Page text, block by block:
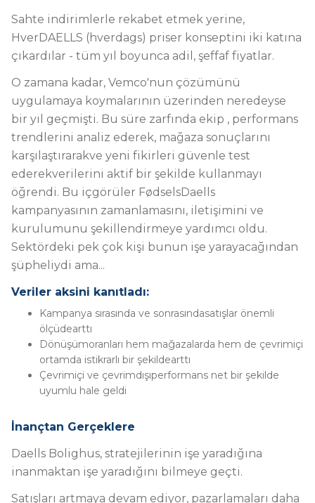
Sahte indirimlerle rekabet etmek yerine,
HverDAELLS (hverdags) priser konseptini iki katına
çıkardılar - tüm yıl boyunca adil, şeffaf fiyatlar.
O zamana kadar, Vemco'nun çözümünü
uygulamaya koymalarının üzerinden neredeyse
bir yıl geçmişti. Bu süre zarfında ekip , performans
trendlerini analiz ederek, mağaza sonuçlarını
karşılaştırarakve yeni fikirleri güvenle test
ederekverilerini aktif bir şekilde kullanmayı
öğrendi. Bu içgörüler FødselsDaells
kampanyasının zamanlamasını, iletişimini ve
kurulumunu şekillendirmeye yardımcı oldu.
Sektördeki pek çok kişi bunun işe yarayacağından
şüpheliydi ama...
Veriler aksini kanıtladı:
Kampanya sırasında ve sonrasındasatışlar önemli
ölçüdearttı
Dönüşümoranları hem mağazalarda hem de çevrimiçi
ortamda istikrarlı bir şekildearttı
Çevrimiçi ve çevrimdışıperformans net bir şekilde
uyumlu hale geldi
İnançtan Gerçeklere
Daells Bolighus, stratejilerinin işe yaradığına
inanmaktan işe yaradığını bilmeye geçti.
Satışları artmaya devam ediyor, pazarlamaları daha